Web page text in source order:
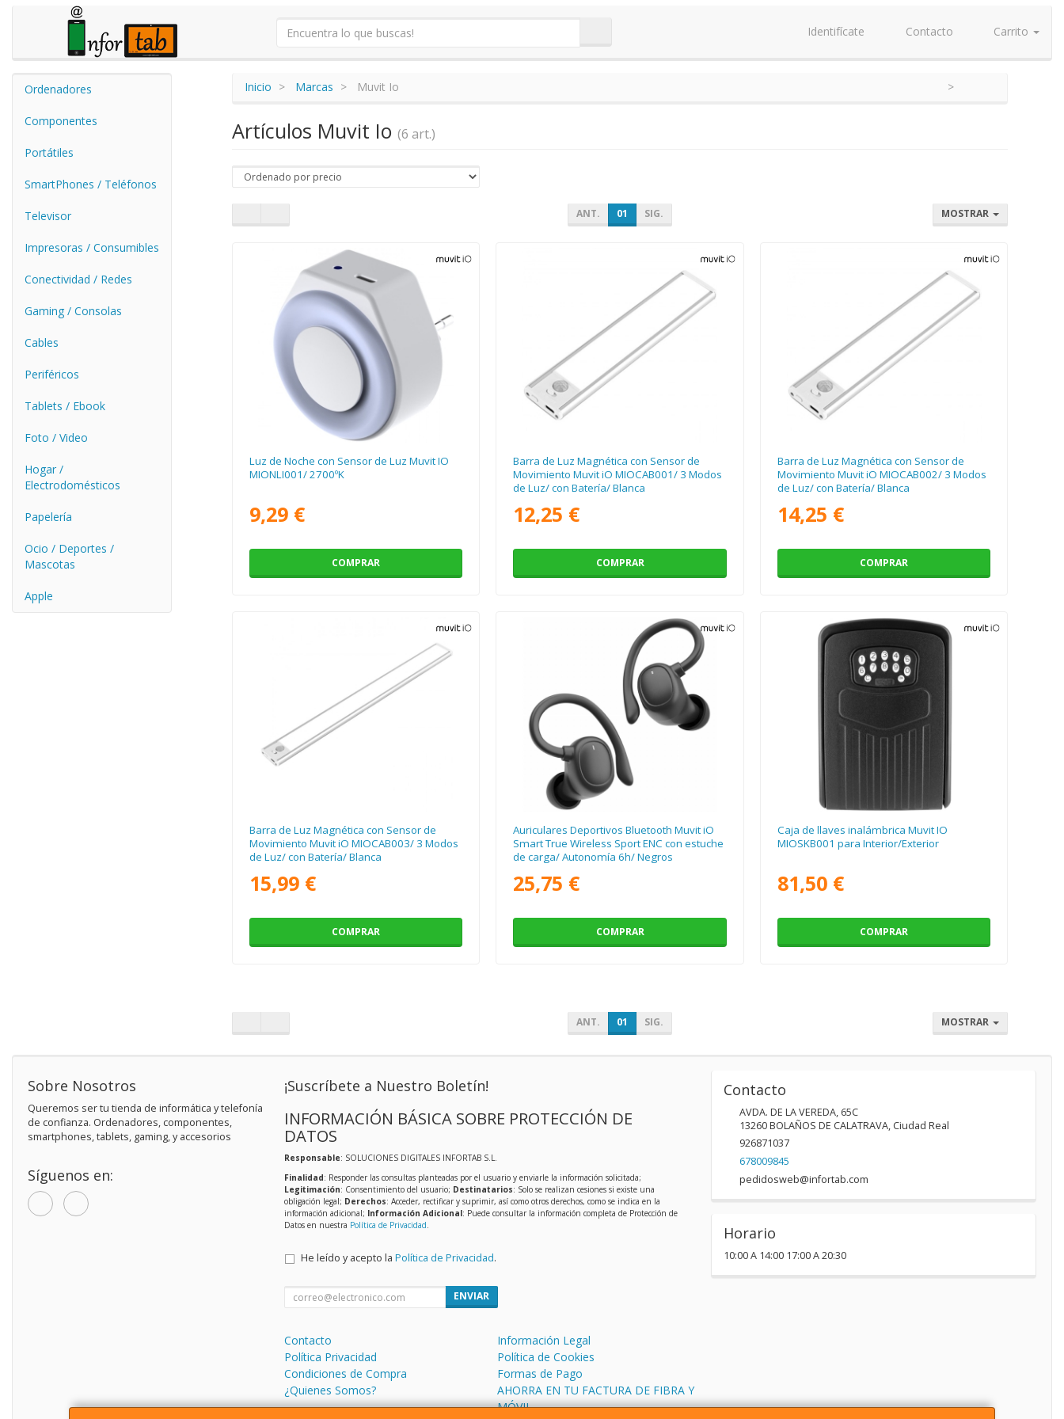
Identifícate Contacto Carrito
Ordenadores
Componentes
Portátiles
SmartPhones / Teléfonos
Televisor
Impresoras / Consumibles
Conectividad / Redes
Gaming / Consolas
Cables
Periféricos
Tablets / Ebook
Foto / Video
Hogar /
Electrodomésticos
Papelería
Ocio / Deportes /
Mascotas
Apple
Inicio Marcas Muvit Io
Artículos Muvit Io (6 art.)
ANT. 01 SIG. MOSTRAR
Luz de Noche con Sensor de Luz Muvit IO
MIONLI001/ 2700ºK
9,29 €
COMPRAR
Barra de Luz Magnética con Sensor de
Movimiento Muvit iO MIOCAB001/ 3 Modos
de Luz/ con Batería/ Blanca
12,25 €
COMPRAR
Barra de Luz Magnética con Sensor de
Movimiento Muvit iO MIOCAB002/ 3 Modos
de Luz/ con Batería/ Blanca
14,25 €
COMPRAR
Barra de Luz Magnética con Sensor de
Movimiento Muvit iO MIOCAB003/ 3 Modos
de Luz/ con Batería/ Blanca
15,99 €
COMPRAR
Auriculares Deportivos Bluetooth Muvit iO
Smart True Wireless Sport ENC con estuche
de carga/ Autonomía 6h/ Negros
25,75 €
COMPRAR
Caja de llaves inalámbrica Muvit IO
MIOSKB001 para Interior/Exterior
81,50 €
COMPRAR
ANT. 01 SIG. MOSTRAR
Sobre Nosotros
Queremos ser tu tienda de informática y telefonía
de confianza. Ordenadores, componentes,
smartphones, tablets, gaming, y accesorios
Síguenos en:
¡Suscríbete a Nuestro Boletín!
INFORMACIÓN BÁSICA SOBRE PROTECCIÓN DE
DATOS
Responsable: SOLUCIONES DIGITALES INFORTAB S.L.
Finalidad: Responder las consultas planteadas por el usuario y enviarle la información solicitada;
Legitimación: Consentimiento del usuario; Destinatarios: Solo se realizan cesiones si existe una
obligación legal; Derechos: Acceder, rectificar y suprimir, así como otros derechos, como se indica en la
información adicional; Información Adicional: Puede consultar la información completa de Protección de
Datos en nuestra Política de Privacidad.
He leído y acepto la Política de Privacidad.
ENVIAR
Contacto
Información Legal
Política Privacidad
Política de Cookies
Condiciones de Compra
Formas de Pago
¿Quienes Somos?
AHORRA EN TU FACTURA DE FIBRA Y
MÓVIL
Contacto
AVDA. DE LA VEREDA, 65C
13260BOLAÑOS DE CALATRAVA, Ciudad Real
926871037
678009845
pedidosweb@infortab.com
Horario
10:00 A 14:00 17:00 A 20:30